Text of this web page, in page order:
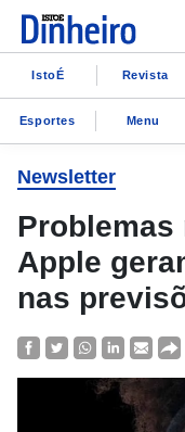
IstoÉ Revista
Esportes Menu
Newsletter
Problemas
Apple
nas